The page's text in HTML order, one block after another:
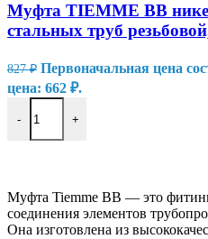
Муфта TIEMME ВВ
стальных труб
827₽ Первоначальная цена
цена: 662 ₽.
- +
Муфта Tiemme ВВ — это
соединения элементов
Она изготовлена из